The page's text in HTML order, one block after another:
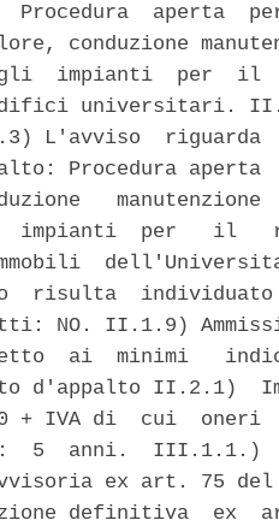
aperta
conduzione
impianti  per  il
edifici universitari.
L'avviso  riguarda
Procedura
manutenzione
impianti  per   il
immobili
risulta  individuato
NO. II.1.9)
ai  minimi
d'appalto II.2.1)
+ IVA di  cui
5  anni.  III.1.1.)
ex art. 75 del
definitiva  ex